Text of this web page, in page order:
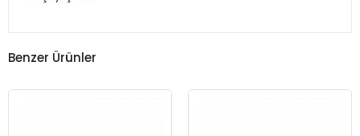
Benzer Ürünler